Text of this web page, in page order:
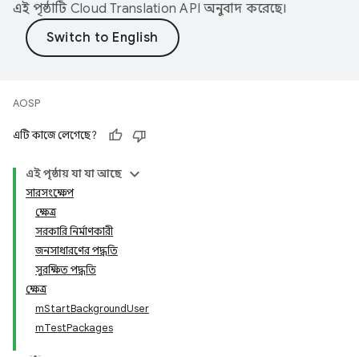
এই পৃষ্ঠাটি Cloud Translation API অনুবাদ করেছে।
AOSP
এটি কাজে লেগেছে?
এই পৃষ্ঠায় যা যা আছে
সারসংক্ষেপ
ক্ষেত্র
সরকারি নির্মাণকারী
জনসাধারণের পদ্ধতি
সুরক্ষিত পদ্ধতি
ক্ষেত্র
mStartBackgroundUser
mTestPackages